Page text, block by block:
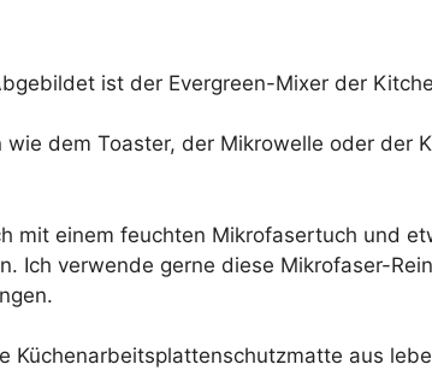
ist der Evergreen-Mixer der
dem Toaster, der Mikrowelle oder der
mit einem feuchten Mikrofasertuch und
Ich verwende gerne diese Mikrofaser-
Küchenarbeitsplattenschutzmatte aus